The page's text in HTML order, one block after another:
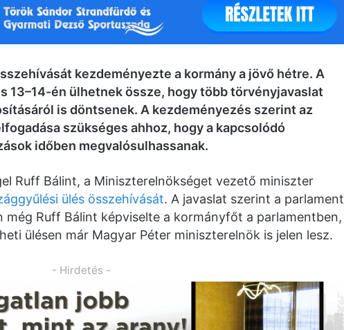
kezdeményezte a kormány a jövő hétre. A
13–14-én ülhetnek össze, hogy több törvényjavaslat
is döntsenek. A kezdeményezés szerint az
szükséges ahhoz, hogy a kapcsolódó
időben megvalósulhassanak.
Ruff Bálint, a Miniszterelnökséget vezető miniszter
ülés összehívását. A javaslat szerint a parlament
még Ruff Bálint képviselte a kormányfőt a parlamentben,
ülésen már Magyar Péter miniszterelnök is jelen lesz.
- Hirdetés -